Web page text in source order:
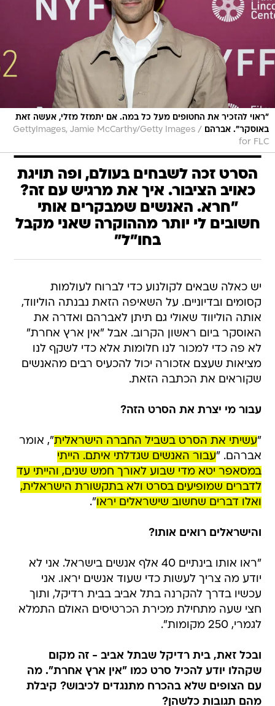
"ראוי להזכיר את החטופים מעל כל במה. אם יתמזל מזלי, אעשה זאת
באוסקר". אברהם
/
GettyImages, Jamie McCarthy/Getty Images
for FLC
הסרט זכה לשבחים בעולם, ופה תויגת
כאויב הציבור. איך את מרגיש עם זה?
"חרא. האנשים שמבקרים אותי
חשובים לי יותר מההוקרה שאני מקבל
בחו"ל"
יש כאלה שבאים לקולנוע כדי לברוח לעולמות
קסומים ובדיוניים. על השאיפה הזאת נבנתה הוליווד,
אותה הוליווד שאולי גם תיתן לאברהם ואדרה את
האוסקר ביום ראשון הקרוב. אבל "אין ארץ אחרת"
לא פה כדי למכור לנו חלומות אלא כדי לשקף לנו
מציאות שעצם אזכורה יכול להכעיס רבים מהאנשים
שקוראים את הכתבה הזאת.
עבור מי יצרת את הסרט הזה?
"עשיתי את הסרט בשביל החברה הישראלית", אומר
אברהם. "עבור האנשים שגדלתי איתם. הייתי
במסאפר יטא מדי שבוע לאורך חמש שנים, והייתי עד
לדברים שמופיעים בסרט ולא בתקשורת הישראלית,
ואלו דברים שחשוב שישראלים יראו".
והישראלים רואים אותו?
"ראו אותו בינתיים 40 אלף אנשים בישראל. אני לא
יודע מה צריך לעשות כדי שעוד אנשים יראו. אני
עכשיו בדרך להקרנה בתל אביב בבית רדיקל, ותוך
חצי שעה מתחילת מכירת הכרטיסים האולם התמלא
לגמרי, 250 מקומות".
ובכל זאת, בית רדיקל שבתל אביב - זה מקום
שקהלו יודע להכיל סרט כמו "אין ארץ אחרת". מה
עם הצופים שלא בהכרח מתנגדים לכיבוש? קיבלת
מהם תגובות כלשהן?